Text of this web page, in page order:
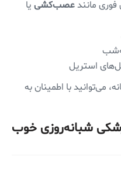
مانندعصب‌کشی یا
استریل
می‌توانید با اطمینان به
شبانه‌روزی خوب